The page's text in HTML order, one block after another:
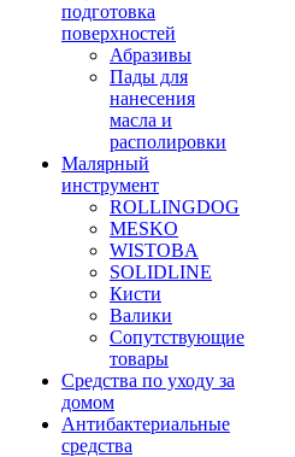
подготовка
поверхностей
Абразивы
Пады для
нанесения
масла и
располировки
Малярный
инструмент
ROLLINGDOG
MESKO
WISTOBA
SOLIDLINE
Кисти
Валики
Сопутствующие
товары
Средства по уходу за
домом
Антибактериальные
средства